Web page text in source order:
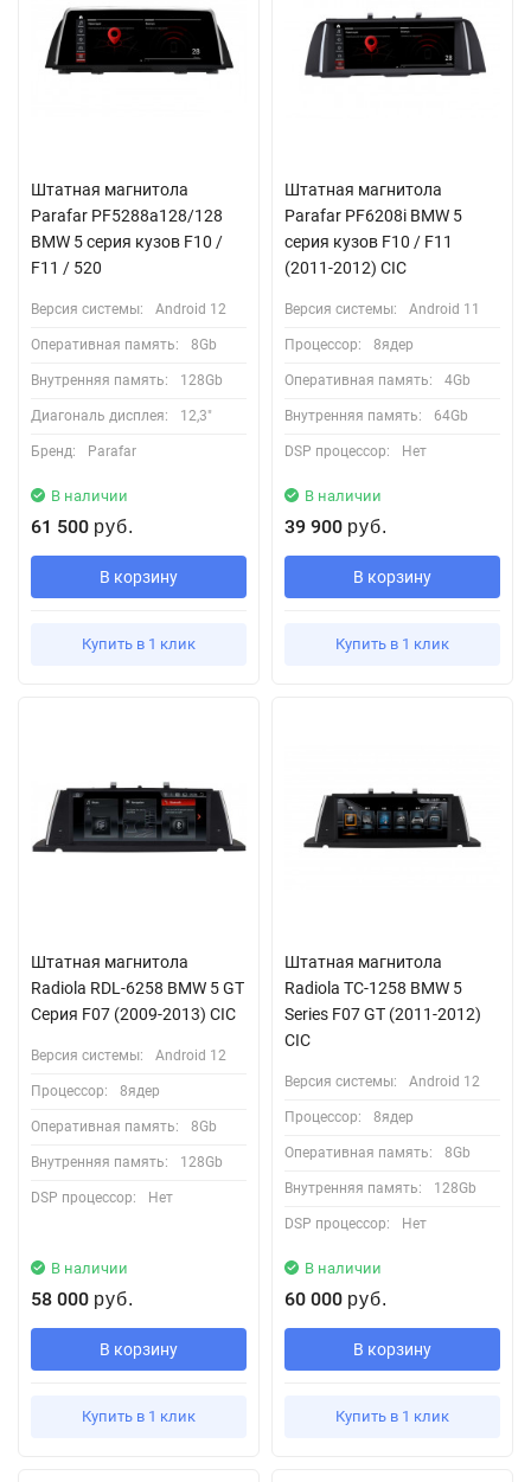
Штатная магнитола
Parafar PF5288a128/128
BMW 5 серия кузов F10 /
F11 / 520
Версия системы: Android 12
Оперативная память: 8Gb
Внутренняя память: 128Gb
Диагональ дисплея: 12,3"
Бренд: Parafar
В наличии
61 500 руб.
В корзину
Купить в 1 клик
Штатная магнитола
Parafar PF6208i BMW 5
серия кузов F10 / F11
(2011-2012) CIC
Версия системы: Android 11
Процессор: 8ядер
Оперативная память: 4Gb
Внутренняя память: 64Gb
DSP процессор: Нет
В наличии
39 900 руб.
В корзину
Купить в 1 клик
Штатная магнитола
Radiola RDL-6258 BMW 5 GT
Серия F07 (2009-2013) CIC
Версия системы: Android 12
Процессор: 8ядер
Оперативная память: 8Gb
Внутренняя память: 128Gb
DSP процессор: Нет
В наличии
58 000 руб.
В корзину
Купить в 1 клик
Штатная магнитола
Radiola TC-1258 BMW 5
Series F07 GT (2011-2012)
CIC
Версия системы: Android 12
Процессор: 8ядер
Оперативная память: 8Gb
Внутренняя память: 128Gb
DSP процессор: Нет
В наличии
60 000 руб.
В корзину
Купить в 1 клик